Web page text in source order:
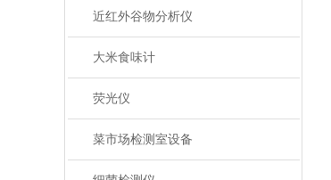
近红外谷物分析仪
大米食味计
荧光仪
菜市场检测室设备